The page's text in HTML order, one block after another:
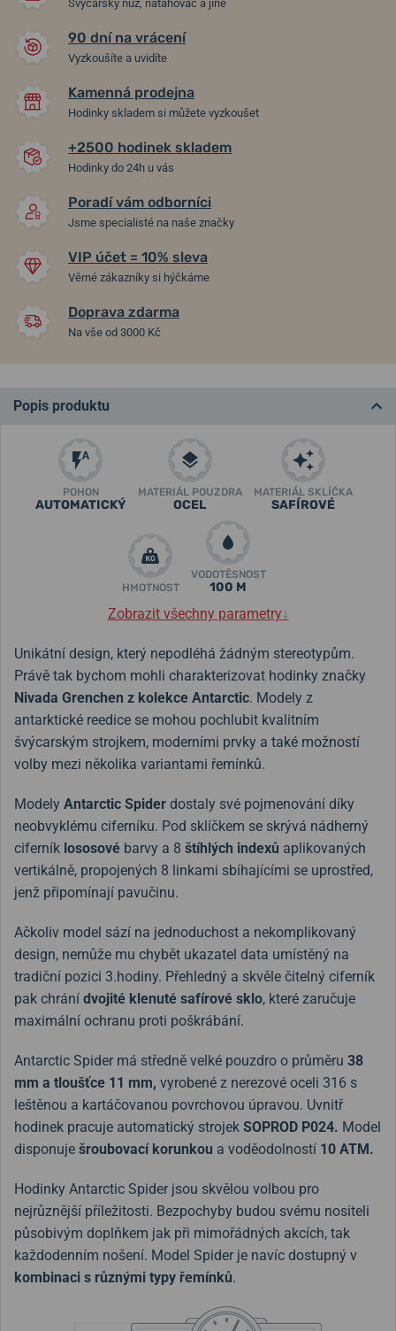
Švýcarský nůž, natahovač a jiné
90 dní na vrácení
Vyzkoušíte a uvidíte
Kamenná prodejna
Hodinky skladem si můžete vyzkoušet
+2500 hodinek skladem
Hodinky do 24h u vás
Poradí vám odborníci
Jsme specialisté na naše značky
VIP účet = 10% sleva
Věrné zákazníky si hýčkáme
Doprava zdarma
Na vše od 3000 Kč
Popis produktu
POHON
AUTOMATICKÝ
MATERIÁL POUZDRA
OCEL
MATERIÁL SKLÍČKA
SAFÍROVÉ
HMOTNOST
VODOTĚSNOST
100 M
Zobrazit všechny parametry↓
Unikátní design, který nepodléhá žádným stereotypům.
Právě tak bychom mohli charakterizovat hodinky značky
Nivada Grenchen z kolekce Antarctic. Modely z
antarktické reedice se mohou pochlubit kvalitním
švýcarským strojkem, moderními prvky a také možností
volby mezi několika variantami řemínků.
Modely Antarctic Spider dostaly své pojmenování díky
neobvyklému ciferníku. Pod sklíčkem se skrývá nádherný
ciferník lososové barvy a 8 štíhlých indexů aplikovaných
vertikálně, propojených 8 linkami sbíhajícími se uprostřed,
jenž připomínají pavučinu.
Ačkoliv model sází na jednoduchost a nekomplikovaný
design, nemůže mu chybět ukazatel data umístěný na
tradiční pozici 3.hodiny. Přehledný a skvěle čitelný ciferník
pak chrání dvojité klenuté safírové sklo, které zaručuje
maximální ochranu proti poškrábání.
Antarctic Spider má středně velké pouzdro o průměru 38
mm a tloušťce 11 mm, vyrobené z nerezové oceli 316 s
leštěnou a kartáčovanou povrchovou úpravou. Uvnitř
hodinek pracuje automatický strojek SOPROD P024. Model
disponuje šroubovací korunkou a voděodolností 10 ATM.
Hodinky Antarctic Spider jsou skvělou volbou pro
nejrůznější příležitosti. Bezpochyby budou svému nositeli
působivým doplňkem jak při mimořádných akcích, tak
každodenním nošení. Model Spider je navíc dostupný v
kombinaci s různými typy řemínků.